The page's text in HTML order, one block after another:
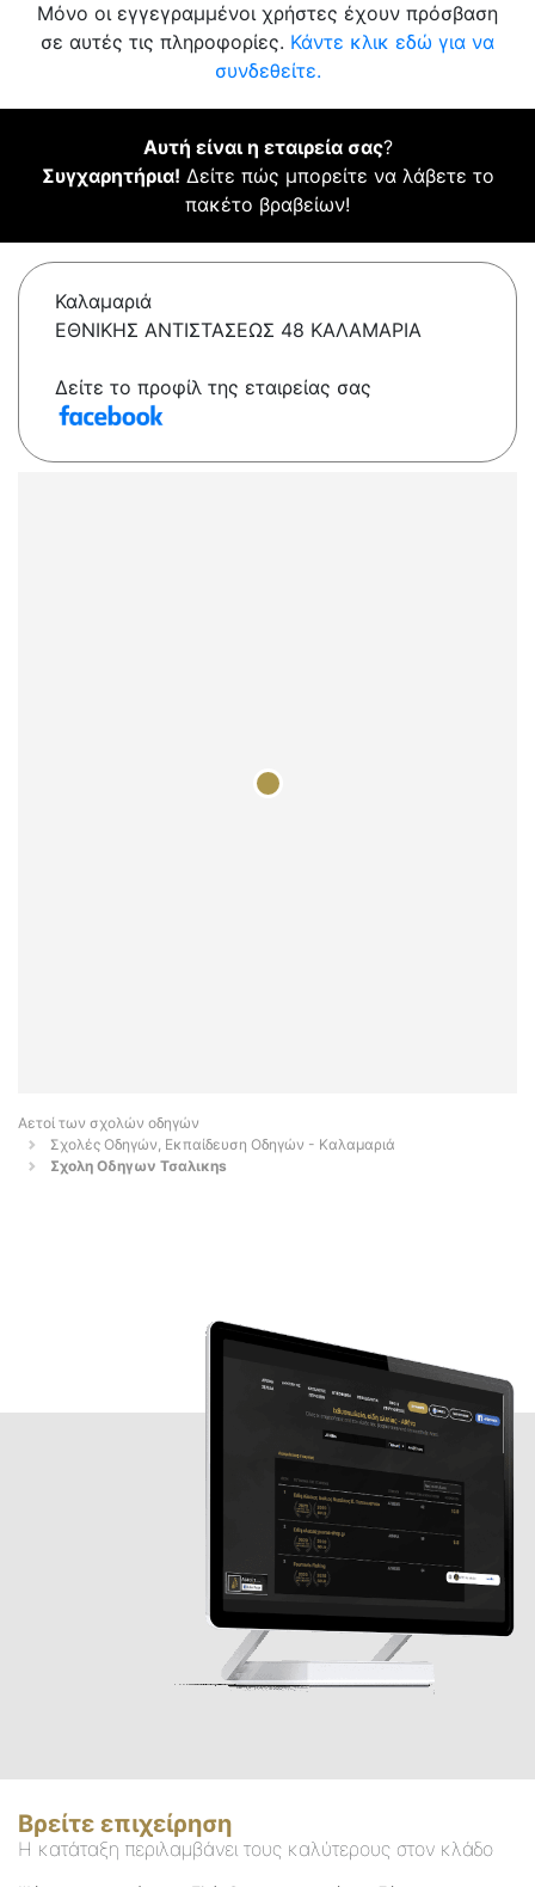
Μόνο οι εγγεγραμμένοι χρήστες έχουν πρόσβαση
σε αυτές τις πληροφορίες. Κάντε κλικ εδώ για να
συνδεθείτε.
Αυτή είναι η εταιρεία σας?
Συγχαρητήρια! Δείτε πώς μπορείτε να λάβετε το
πακέτο βραβείων!
Καλαμαριά
ΕΘΝΙΚΗΣ ΑΝΤΙΣΤΑΣΕΩΣ 48 ΚΑΛΑΜΑΡΙΑ
Δείτε το προφίλ της εταιρείας σας
Αετοί των σχολών οδηγών
Σχολές Οδηγών, Εκπαίδευση Οδηγών - Καλαμαριά
Σχολη Οδηγων Τσαλικηs
Βρείτε επιχείρηση
Η κατάταξη περιλαμβάνει τους καλύτερους στον κλάδο